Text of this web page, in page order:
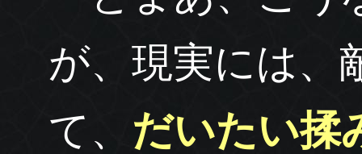
が、現実には、
て、 だいたい揉